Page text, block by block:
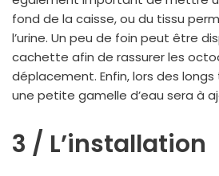
fond de la caisse, ou du tissu
l’urine. Un peu de foin peut être
cachette afin de rassurer les
déplacement. Enfin, lors des
une petite gamelle d’eau sera à
3 / L’installation